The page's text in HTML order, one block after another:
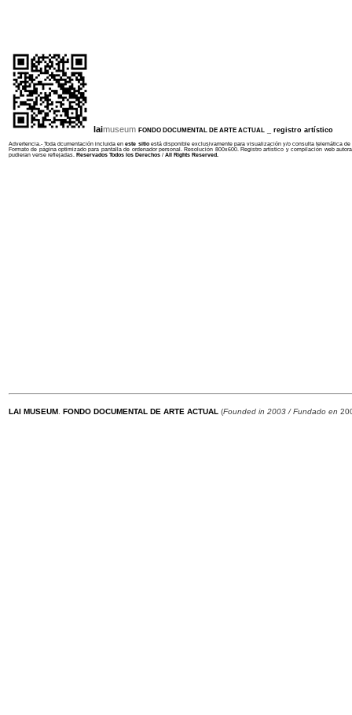
laimuseum FONDO DOCUMENTAL DE ARTE ACTUAL registro artístico
Advertencia.- Toda dcumentación incluida eneste sitioestá disponible exclusivamente para visualización y/o consulta telemática
Formato de página optimizado para pantalla de ordenador personal. Resolución 800x600. Registro artístico y compilación web
pudieran verse reflejadas.
Reservados Todos los Derechos / All Rights Reserved.
LAI MUSEUM FONDO DOCUMENTAL DE ARTE ACTUAL (Founded in 2003 / Fundado en